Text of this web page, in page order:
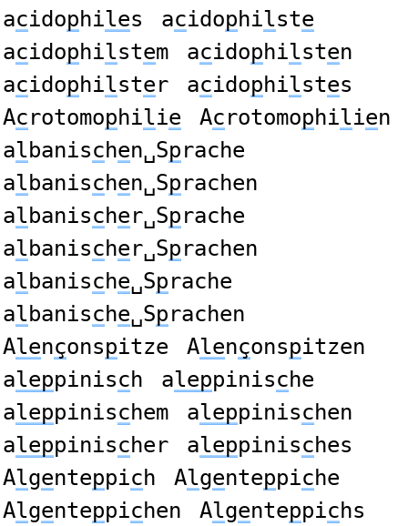
acidophiles acidophilste
acidophilstem acidophilsten
acidophilster acidophilstes
Acrotomophilie Acrotomophilien
albanischen␣Sprache
albanischen␣Sprachen
albanischer␣Sprache
albanischer␣Sprachen
albanische␣Sprache
albanische␣Sprachen
Alençonspitze Alençonspitzen
aleppinisch aleppinische
aleppinischem aleppinischen
aleppinischer aleppinisches
Algenteppich Algenteppiche
Algenteppichen Algenteppichs